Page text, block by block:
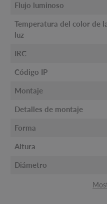
Flujo luminoso
Temperatura del color de
luz
IRC
Código IP
Montaje
Detalles de montaje
Forma
Altura
Diámetro